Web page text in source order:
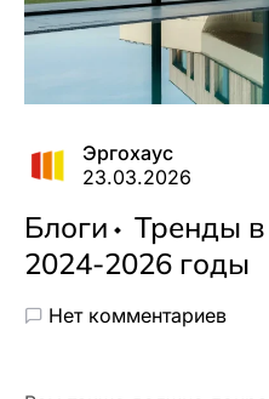
Эргохаус
23.03.2026
Блоги
Тренды в
2024-2026 годы
Нет комментариев